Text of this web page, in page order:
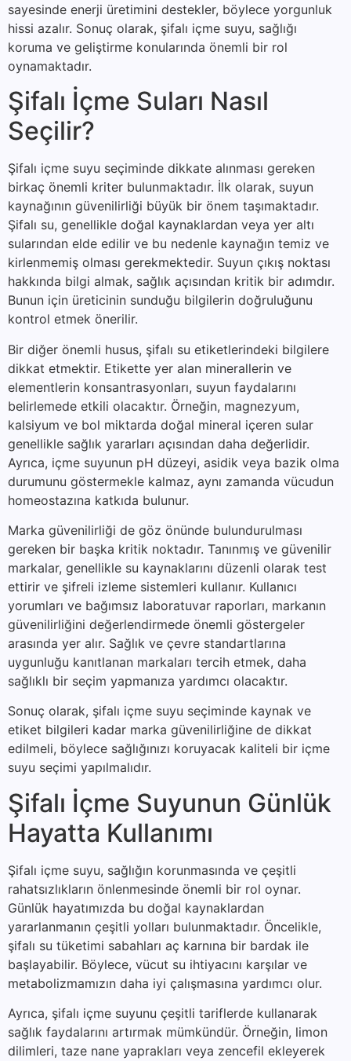
sayesinde enerji üretimini destekler, böylece yorgunluk
hissi azalır. Sonuç olarak, şifalı içme suyu, sağlığı
koruma ve geliştirme konularında önemli bir rol
oynamaktadır.
Şifalı İçme Suları Nasıl
Seçilir?
Şifalı içme suyu seçiminde dikkate alınması gereken
birkaç önemli kriter bulunmaktadır. İlk olarak, suyun
kaynağının güvenilirliği büyük bir önem taşımaktadır.
Şifalı su, genellikle doğal kaynaklardan veya yer altı
sularından elde edilir ve bu nedenle kaynağın temiz ve
kirlenmemiş olması gerekmektedir. Suyun çıkış noktası
hakkında bilgi almak, sağlık açısından kritik bir adımdır.
Bunun için üreticinin sunduğu bilgilerin doğruluğunu
kontrol etmek önerilir.
Bir diğer önemli husus, şifalı su etiketlerindeki bilgilere
dikkat etmektir. Etikette yer alan minerallerin ve
elementlerin konsantrasyonları, suyun faydalarını
belirlemede etkili olacaktır. Örneğin, magnezyum,
kalsiyum ve bol miktarda doğal mineral içeren sular
genellikle sağlık yararları açısından daha değerlidir.
Ayrıca, içme suyunun pH düzeyi, asidik veya bazik olma
durumunu göstermekle kalmaz, aynı zamanda vücudun
homeostazına katkıda bulunur.
Marka güvenilirliği de göz önünde bulundurulması
gereken bir başka kritik noktadır. Tanınmış ve güvenilir
markalar, genellikle su kaynaklarını düzenli olarak test
ettirir ve şifreli izleme sistemleri kullanır. Kullanıcı
yorumları ve bağımsız laboratuvar raporları, markanın
güvenilirliğini değerlendirmede önemli göstergeler
arasında yer alır. Sağlık ve çevre standartlarına
uygunluğu kanıtlanan markaları tercih etmek, daha
sağlıklı bir seçim yapmanıza yardımcı olacaktır.
Sonuç olarak, şifalı içme suyu seçiminde kaynak ve
etiket bilgileri kadar marka güvenilirliğine de dikkat
edilmeli, böylece sağlığınızı koruyacak kaliteli bir içme
suyu seçimi yapılmalıdır.
Şifalı İçme Suyunun Günlük
Hayatta Kullanımı
Şifalı içme suyu, sağlığın korunmasında ve çeşitli
rahatsızlıkların önlenmesinde önemli bir rol oynar.
Günlük hayatımızda bu doğal kaynaklardan
yararlanmanın çeşitli yolları bulunmaktadır. Öncelikle,
şifalı su tüketimi sabahları aç karnına bir bardak ile
başlayabilir. Böylece, vücut su ihtiyacını karşılar ve
metabolizmamızın daha iyi çalışmasına yardımcı olur.
Ayrıca, şifalı içme suyunu çeşitli tariflerde kullanarak
sağlık faydalarını artırmak mümkündür. Örneğin, limon
dilimleri, taze nane yaprakları veya zencefil ekleyerek